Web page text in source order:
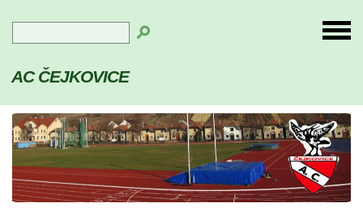
AC ČEJKOVICE